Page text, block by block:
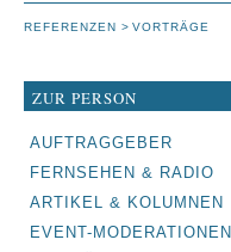
REFERENZEN VORTRÄGE
ZUR PERSON
NAVIGATION
ÜBERSPRINGEN
AUFTRAGGEBER
FERNSEHEN & RADIO
ARTIKEL & KOLUMNEN
EVENT-MODERATIONEN